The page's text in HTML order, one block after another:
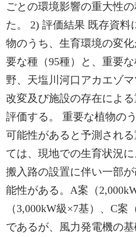
ごとの環境影響の重大性
た。 2) 評価結果 既存資料
物のうち、生育環境の変
要な種（95種）と、重要
野、天塩川河口アカエゾ
改変及び施設の存在によ
評価する。 重要な植物の
可能性があると予測され
ては、現地での生育状況
搬入路の設置に伴い一部
能性がある。A案（
（3,000kW級×7基）、C案
であるが、風力発電機の